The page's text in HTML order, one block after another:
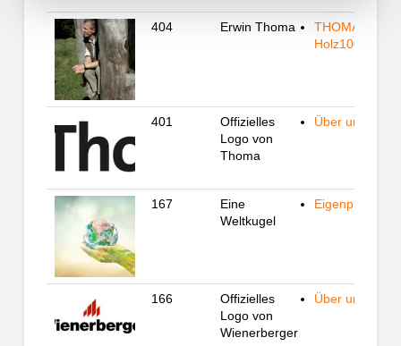
404 Erwin Thoma
THOMA
Holz100
401
Offizielles
Logo von
Thoma
Über uns
167
Eine
Weltkugel
Eigenprojekte
166
Offizielles
Logo von
Wienerberger
Über uns